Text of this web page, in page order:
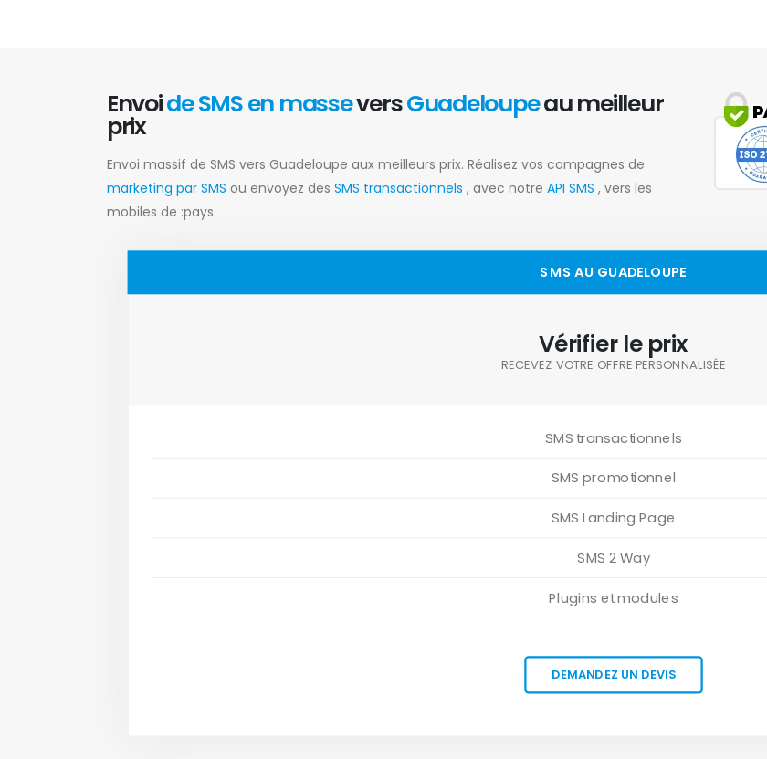
Envoide SMS en masseversGuadeloupeau meilleur
prix
Envoi massif de SMS vers Guadeloupe aux meilleurs prix. Réalisez vos campagnes de
marketing par SMS ou envoyez des SMS transactionnels , avec notre API SMS , vers les
mobiles de :pays.
SMS AU GUADELOUPE
Vérifier le prix
RECEVEZ VOTRE OFFRE PERSONNALISÉE
SMS transactionnels
SMS promotionnel
SMS Landing Page
SMS 2 Way
Plugins et modules
DEMANDEZ UN DEVIS